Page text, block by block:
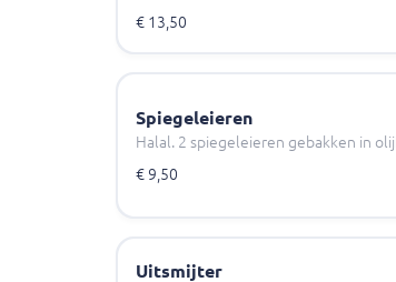
€ 13,50
Spiegeleieren
Halal. 2 spiegeleieren gebakken in
€ 9,50
Uitsmijter